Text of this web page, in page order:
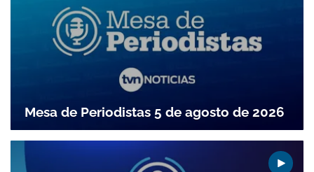
Gracias por suscribirte a nuestro boletín.
Mesa de Periodistas 5 de agosto de 2026